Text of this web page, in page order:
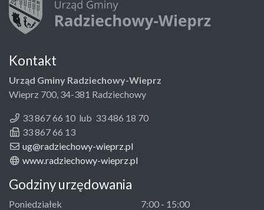
Kontakt
Urząd Gminy Radziechowy-Wieprz
Wieprz 700, 34-381 Radziechowy
33 867 66 10 lub 33 486 18 70
33 867 66 13
ug@radziechowy-wieprz.pl
www.radziechowy-wieprz.pl
Godziny urzędowania
Poniedziałek
7:00 - 15:00